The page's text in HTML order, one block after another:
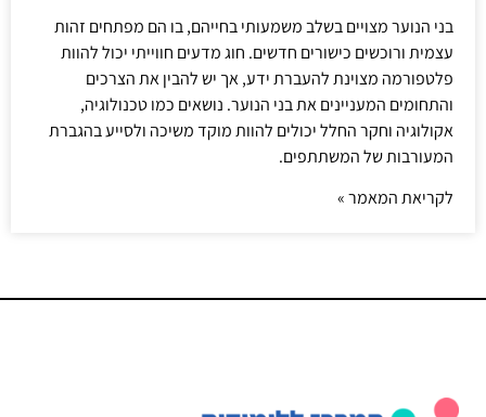
בני הנוער מצויים בשלב משמעותי בחייהם, בו הם מפתחים זהות
עצמית ורוכשים כישורים חדשים. חוג מדעים חווייתי יכול להוות
פלטפורמה מצוינת להעברת ידע, אך יש להבין את הצרכים
והתחומים המעניינים את בני הנוער. נושאים כמו טכנולוגיה,
אקולוגיה וחקר החלל יכולים להוות מוקד משיכה ולסייע בהגברת
המעורבות של המשתתפים.
לקריאת המאמר »